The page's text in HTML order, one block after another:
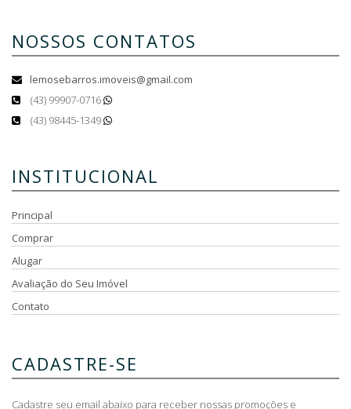
NOSSOS CONTATOS
lemosebarros.imoveis@gmail.com
(43) 99907-0716
(43) 98445-1349
INSTITUCIONAL
Principal
Comprar
Alugar
Avaliação do Seu Imóvel
Contato
CADASTRE-SE
Cadastre seu email abaixo para receber nossas promoções e